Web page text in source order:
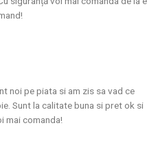
noi pe piata si am zis sa vad ce
Sunt la calitate buna si pret ok si
mai comanda!